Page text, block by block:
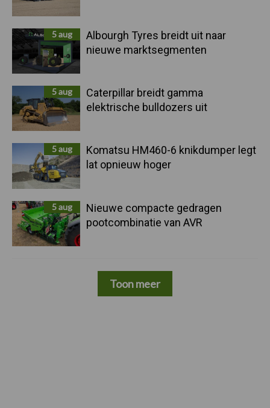
5 aug
Albourgh Tyres breidt uit naar
nieuwe marktsegmenten
5 aug
Caterpillar breidt gamma
elektrische bulldozers uit
5 aug
Komatsu HM460-6 knikdumper legt
lat opnieuw hoger
5 aug
Nieuwe compacte gedragen
pootcombinatie van AVR
Toon meer